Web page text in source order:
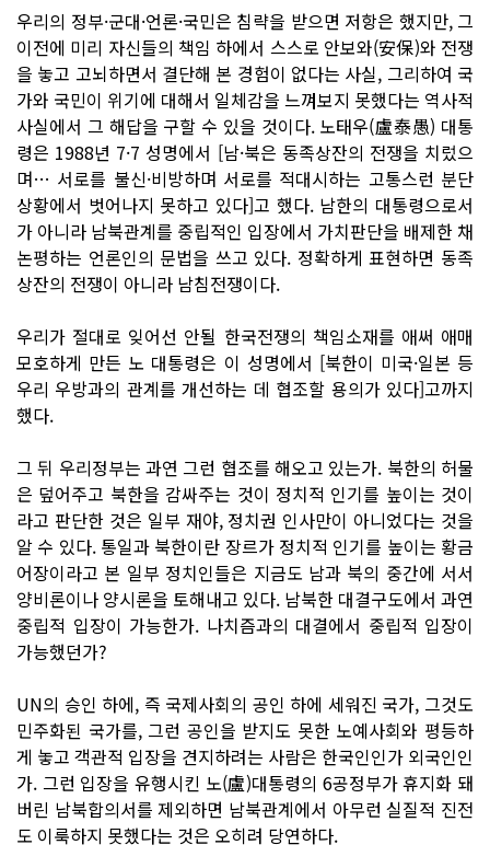
우리의 정부·군대·언론·국민은 침략을 받으면 저항은 했지만, 그
이전에 미리 자신들의 책임 하에서 스스로 안보와(安保)와 전쟁
을 놓고 고뇌하면서 결단해 본 경험이 없다는 사실, 그리하여 국
가와 국민이 위기에 대해서 일체감을 느껴보지 못했다는 역사적
사실에서 그 해답을 구할 수 있을 것이다. 노태우(盧泰愚) 대통
령은 1988년 7·7 성명에서 [남·북은 동족상잔의 전쟁을 치렀으
며… 서로를 불신·비방하며 서로를 적대시하는 고통스런 분단
상황에서 벗어나지 못하고 있다]고 했다. 남한의 대통령으로서
가 아니라 남북관계를 중립적인 입장에서 가치판단을 배제한 채
논평하는 언론인의 문법을 쓰고 있다. 정확하게 표현하면 동족
상잔의 전쟁이 아니라 남침전쟁이다.
우리가 절대로 잊어선 안될 한국전쟁의 책임소재를 애써 애매
모호하게 만든 노 대통령은 이 성명에서 [북한이 미국·일본 등
우리 우방과의 관계를 개선하는 데 협조할 용의가 있다]고까지
했다.
그 뒤 우리정부는 과연 그런 협조를 해오고 있는가. 북한의 허물
은 덮어주고 북한을 감싸주는 것이 정치적 인기를 높이는 것이
라고 판단한 것은 일부 재야, 정치권 인사만이 아니었다는 것을
알 수 있다. 통일과 북한이란 장르가 정치적 인기를 높이는 황금
어장이라고 본 일부 정치인들은 지금도 남과 북의 중간에 서서
양비론이나 양시론을 토해내고 있다. 남북한 대결구도에서 과연
중립적 입장이 가능한가. 나치즘과의 대결에서 중립적 입장이
가능했던가?
UN의 승인 하에, 즉 국제사회의 공인 하에 세워진 국가, 그것도
민주화된 국가를, 그런 공인을 받지도 못한 노예사회와 평등하
게 놓고 객관적 입장을 견지하려는 사람은 한국인인가 외국인인
가. 그런 입장을 유행시킨 노(盧)대통령의 6공정부가 휴지화 돼
버린 남북합의서를 제외하면 남북관계에서 아무런 실질적 진전
도 이룩하지 못했다는 것은 오히려 당연하다.